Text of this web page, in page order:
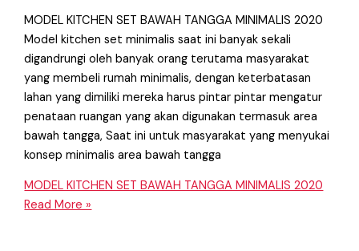
MODEL KITCHEN SET BAWAH TANGGA MINIMALIS 2020
Model kitchen set minimalis saat ini banyak sekali
digandrungi oleh banyak orang terutama masyarakat
yang membeli rumah minimalis, dengan keterbatasan
lahan yang dimiliki mereka harus pintar pintar mengatur
penataan ruangan yang akan digunakan termasuk area
bawah tangga, Saat ini untuk masyarakat yang menyukai
konsep minimalis area bawah tangga
MODEL KITCHEN SET BAWAH TANGGA MINIMALIS 2020
Read More »